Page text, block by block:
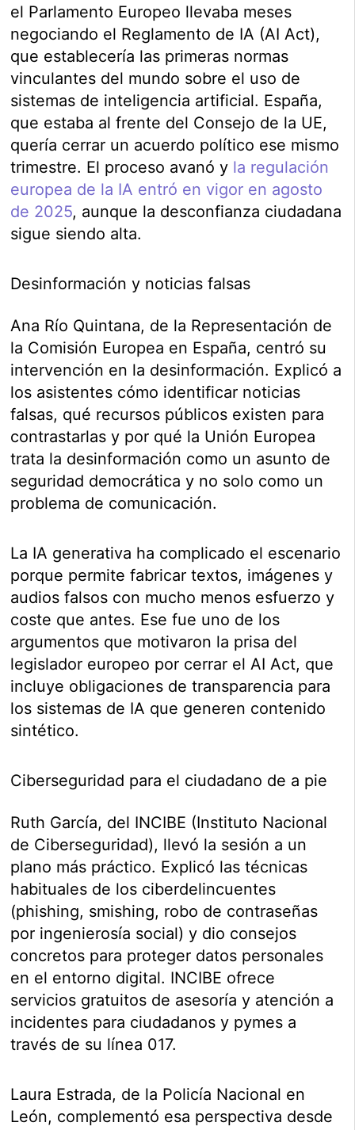
el Parlamento Europeo llevaba meses
negociando el Reglamento de IA (AI Act),
que establecería las primeras normas
vinculantes del mundo sobre el uso de
sistemas de inteligencia artificial. España,
que estaba al frente del Consejo de la UE,
quería cerrar un acuerdo político ese mismo
trimestre. El proceso avanó y la regulación
europea de la IA entró en vigor en agosto
de 2025, aunque la desconfianza ciudadana
sigue siendo alta.
Desinformación y noticias falsas
Ana Río Quintana, de la Representación de
la Comisión Europea en España, centró su
intervención en la desinformación. Explicó a
los asistentes cómo identificar noticias
falsas, qué recursos públicos existen para
contrastarlas y por qué la Unión Europea
trata la desinformación como un asunto de
seguridad democrática y no solo como un
problema de comunicación.
La IA generativa ha complicado el escenario
porque permite fabricar textos, imágenes y
audios falsos con mucho menos esfuerzo y
coste que antes. Ese fue uno de los
argumentos que motivaron la prisa del
legislador europeo por cerrar el AI Act, que
incluye obligaciones de transparencia para
los sistemas de IA que generen contenido
sintético.
Ciberseguridad para el ciudadano de a pie
Ruth García, del INCIBE (Instituto Nacional
de Ciberseguridad), llevó la sesión a un
plano más práctico. Explicó las técnicas
habituales de los ciberdelincuentes
(phishing, smishing, robo de contraseñas
por ingenierosía social) y dio consejos
concretos para proteger datos personales
en el entorno digital. INCIBE ofrece
servicios gratuitos de asesoría y atención a
incidentes para ciudadanos y pymes a
través de su línea 017.
Laura Estrada, de la Policía Nacional en
León, complementó esa perspectiva desde